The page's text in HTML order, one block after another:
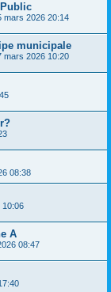
mars 2026 20:14
municipale
mars 2026 10:20
08:38
10:06
A
08:47